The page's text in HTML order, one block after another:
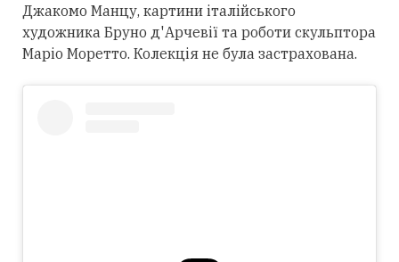
Джакомо Манцу, картини італійського
художника Бруно д'Арчевії та роботи скульптора
Маріо Моретто. Колекція не була застрахована.